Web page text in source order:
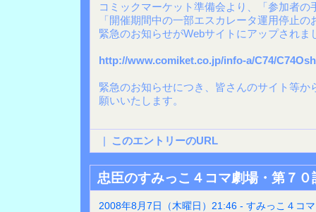
コミックマーケット準備会より、「参加者
「開催期間中の一部エスカレータ運用停止
緊急のお知らせがWebサイトにアップされま
http://www.comiket.co.jp/info-a/C74/
緊急のお知らせにつき、皆さんのサイト等か
願いいたします。
| このエントリーのURL
忠臣のすみっこ４コマ劇場・第７
2008年8月7日（木曜日）21:46 - すみっこ４コマ